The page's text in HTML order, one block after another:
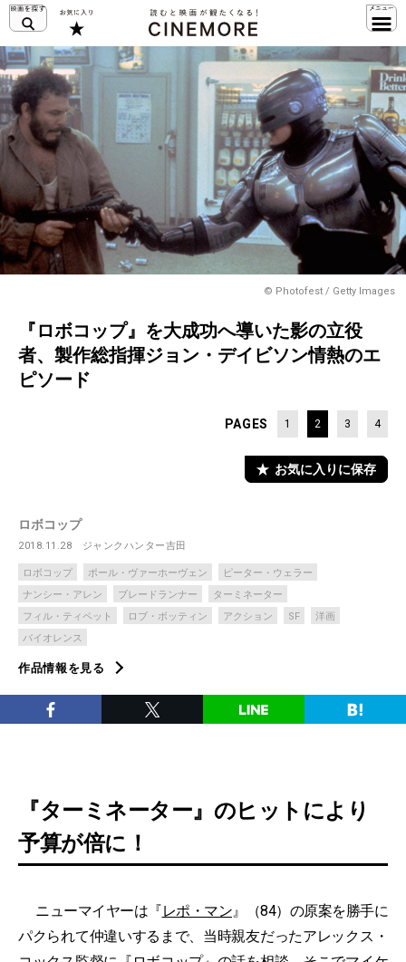
© Photofest / Getty Images
『ロボコップ』を大成功へ導いた影の立役
者、製作総指揮ジョン・デイビソン情熱のエ
ピソード
PAGES 1 2 3 4
お気に入りに保存
ロボコップ
2018.11.28 ジャンクハンター吉田
ロボコップ ポール・ヴァーホーヴェン
ピーター・ウェラー
ナンシー・アレン
ブレードランナー
ターミネーター
フィル・ティペット
ロブ・ボッティン アクション SF
洋画
バイオレンス
作品情報を見る
『ターミネーター』のヒットにより
予算が倍に！
ニューマイヤーは『レポ・マン』（84）の原案を勝手に
パクられて仲違いするまで、当時親友だったアレックス・